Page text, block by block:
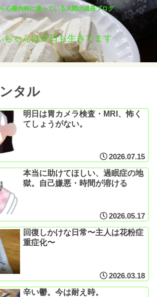
心療内科に通っている人間の成長ブログ
ちゃんは今日も生きてます
タル
明日は胃カメラ検査・MRI、怖く
てしょうがない。
2026.07.15
本当に助けてほしい、過眠症の地
獄。自己嫌悪・時間が溶ける
2026.05.17
回復しかけな日常〜主人は花粉症
重症化〜
2026.03.18
辛い鬱。今は耐え時。